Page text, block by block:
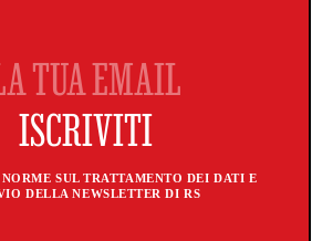
SUL TRATTAMENTO DEI DATI E
DELLA NEWSLETTER DI RS